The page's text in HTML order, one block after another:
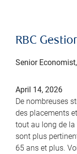
RBC
Senior
April 14, 2026
De nombreuses
des placements
tout au long de la
sont plus
65 ans et plus.